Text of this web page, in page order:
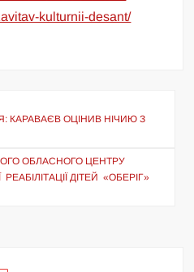
kulturnii-desant/
КАРАВАЄВ ОЦІНИВ НІЧИЮ З
ОБЛАСНОГО ЦЕНТРУ
ДІТЕЙ «ОБЕРІГ»